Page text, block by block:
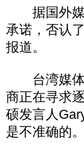
据国外媒
承诺，否认
报道。
台湾媒体
商正在寻求
硕发言人
是不准确的